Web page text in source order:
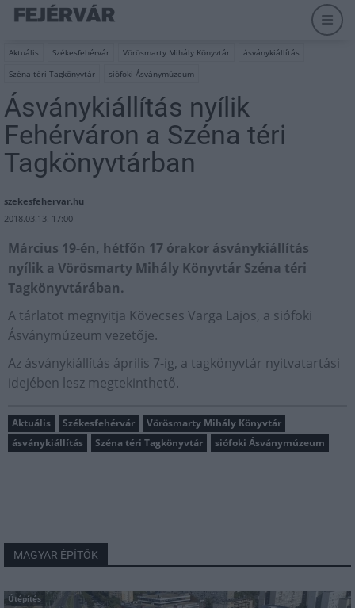
Aktuális Székesfehérvár Vörösmarty Mihály Könyvtár
ásványkiállítás
Széna téri Tagkönyvtár
siófoki Ásványmúzeum
Ásványkiállítás nyílik
Fehérváron a Széna téri
Tagkönyvtárban
szekesfehervar.hu
2018.03.13. 17:00
Március 19-én, hétfőn 17 órakor ásványkiállítás
nyílik a Vörösmarty Mihály Könyvtár Széna téri
Tagkönyvtárában.
A tárlatot megnyitja Kövecses Varga Lajos, a siófoki
Ásványmúzeum vezetője.
Az ásványkiállítás április 7-ig, a tagkönyvtár nyitvatartási
idejében lesz megtekinthető.
Aktuális Székesfehérvár
Vörösmarty Mihály Könyvtár
ásványkiállítás
Széna téri Tagkönyvtár siófoki Ásványmúzeum
MAGYAR ÉPÍTŐK
Útépítés